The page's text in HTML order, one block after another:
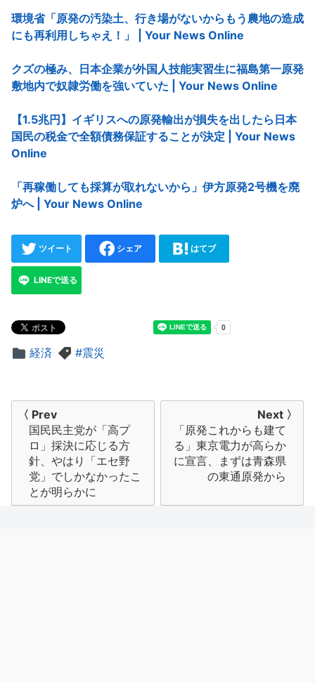
環境省「原発の汚染土、行き場がないからもう農地の造成
にも再利用しちゃえ！」 | Your News Online
クズの極み、日本企業が外国人技能実習生に福島第一原発
敷地内で奴隷労働を強いていた | Your News Online
【1.5兆円】イギリスへの原発輸出が損失を出したら日本
国民の税金で全額債務保証することが決定 | Your News
Online
「再稼働しても採算が取れないから」伊方原発2号機を廃
炉へ | Your News Online
ツイート シェア はてブ
LINEで送る
経済 震災
〈 Prev
国民民主党が「高プ
ロ」採決に応じる方
針、やはり「エセ野
党」でしかなかったこ
とが明らかに
Next 〉
「原発これからも建て
る」東京電力が高らか
に宣言、まずは青森県
の東通原発から